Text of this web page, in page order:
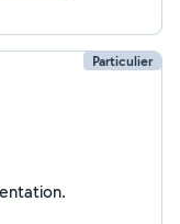
Particulier
renseigné ma présentation.